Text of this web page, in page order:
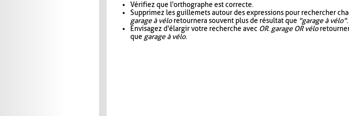
Vérifiez que l'orthographe est correcte.
Supprimez les guillemets autour des expressions pour rechercher
garage à véloretournera souvent plus de résultat que "garage à vélo".
Envisagez d'élargir votre recherche avec OR. garage OR vélo
que garage à vélo.